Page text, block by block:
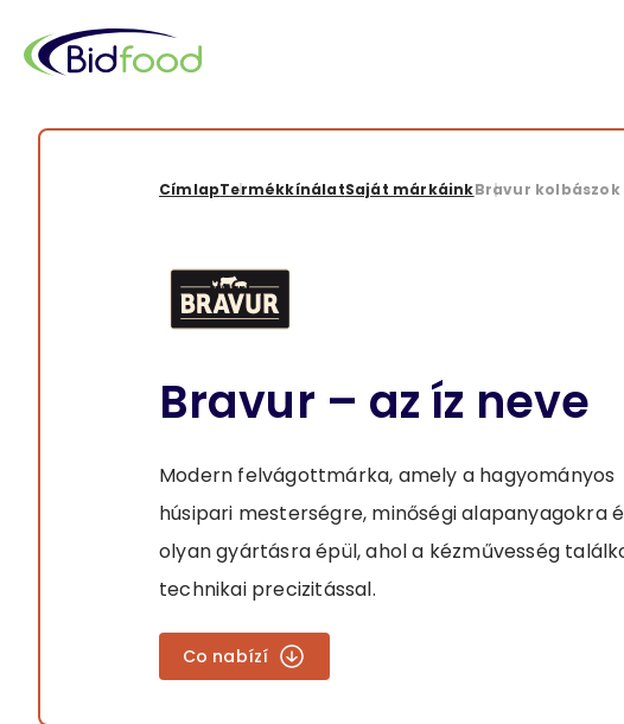
tartalomra
Morzsa
CímlapTermékkínálatSaját márkáinkBravur kolbászok
Bravur – az íz neve
Modern felvágottmárka, amely a hagyományos
húsipari mesterségre, minőségi alapanyagokra
olyan gyártásra épül, ahol a kézművesség
technikai precizitással.
Co nabízí